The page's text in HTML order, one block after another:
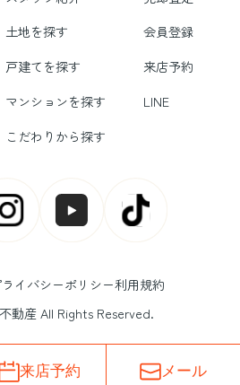
土地を探す
会員登録
戸建てを探す
来店予約
マンションを探す
LINE
こだわりから探す
イバシーポリシー利用規約
動産 All Rights Reserved.
来店予約 メール